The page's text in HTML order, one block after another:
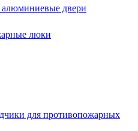
двери
люки
для противопожарных